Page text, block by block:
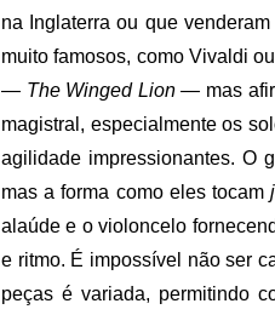
na Inglaterra ou que
muito famosos, como Vivaldi
— The Winged Lion — mas
magistral, especialmente os
agilidade impressionantes. O
mas a forma como eles tocam
alaúde e o violoncelo
e ritmo. É impossível não ser
peças é variada, permitindo